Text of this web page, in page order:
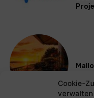
Cookie-
verwalten